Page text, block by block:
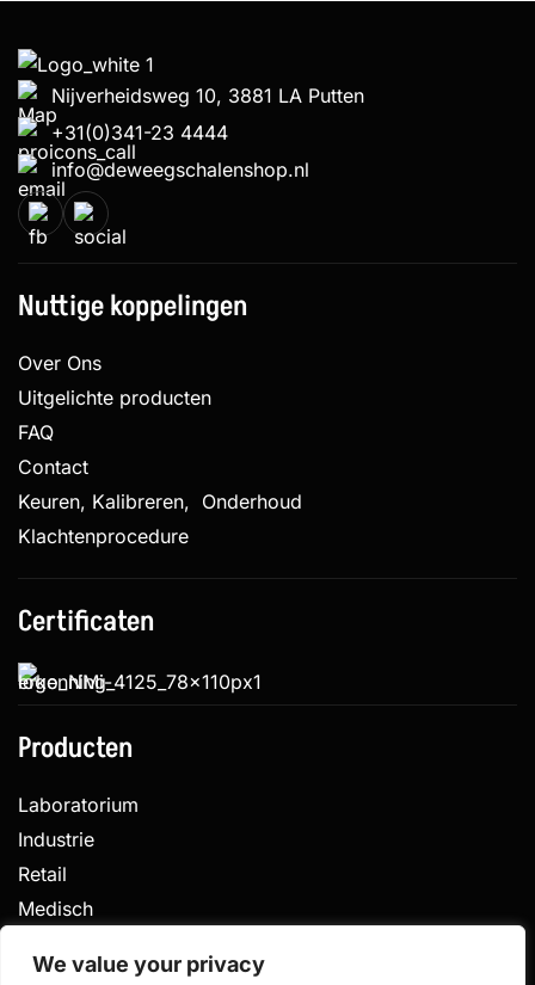
We value your privacy
Nijverheidsweg 10, 3881 LA Putten
+31(0)341-23 4444
info@deweegschalenshop.nl
Nuttige koppelingen
Over Ons
Uitgelichte producten
FAQ
Contact
Keuren, Kalibreren, Onderhoud
Klachtenprocedure
Certificaten
Producten
Laboratorium
Industrie
Retail
Medisch